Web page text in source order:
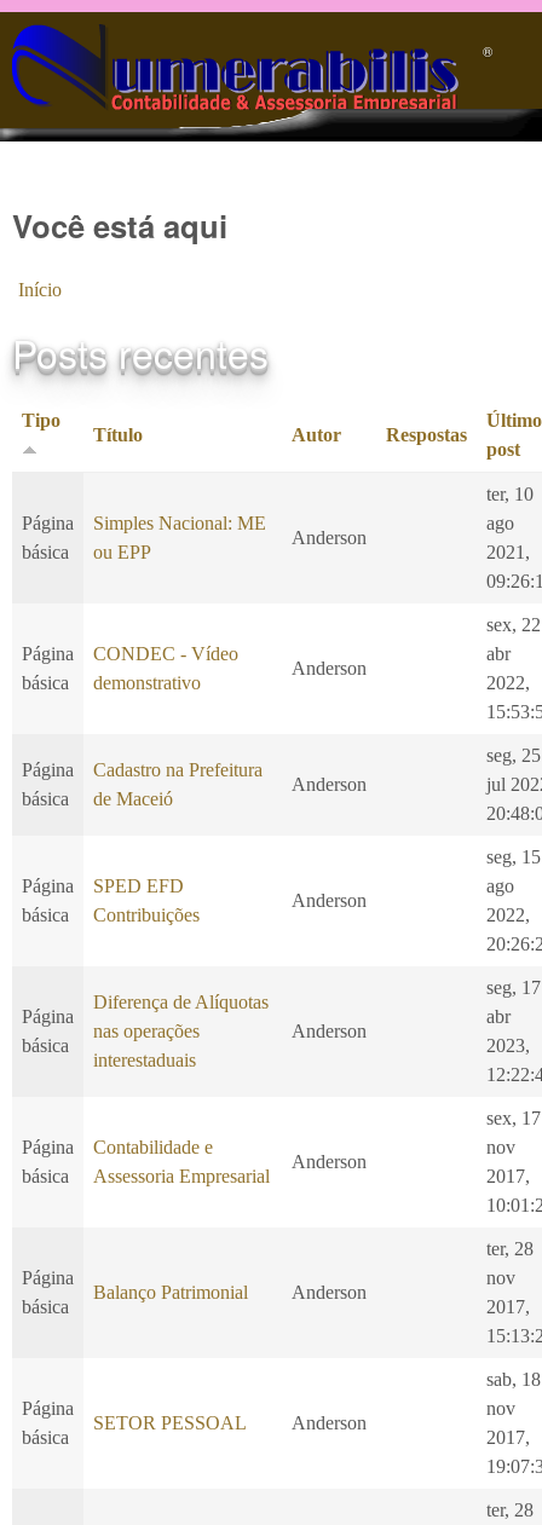
Pular para o conteúdo principal
®️
Você está aqui
Início
Posts recentes
Tipo
Título Autor Respostas
Último
post
Página
básica
Simples Nacional: ME
ou EPP
Anderson
ter, 10
ago
2021,
Página
básica
CONDEC - Vídeo
demonstrativo
Anderson
sex, 22
abr
2022,
Página
básica
Cadastro na Prefeitura
de Maceió
Anderson
seg, 25
jul
Página
básica
SPED EFD
Contribuições
Anderson
seg, 15
ago
2022,
Página
básica
Diferença de Alíquotas
nas operações
interestaduais
Anderson
seg, 17
abr
2023,
Página
básica
Contabilidade e
Assessoria Empresarial
Anderson
sex, 17
nov
2017,
Página
básica
Balanço Patrimonial Anderson
ter, 28
nov
2017,
Página
básica
SETOR PESSOAL Anderson
sab, 18
nov
2017,
ter, 28